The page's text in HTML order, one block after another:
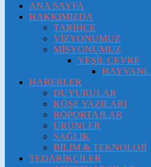
ANA SAYFA
HAKKIMIZDA
TARİHÇE
VİZYONUMUZ
MİSYONUMUZ
YEŞİL ÇEVRE
HABERLER
DUYURULAR
KÖŞE YAZILARI
RÖPORTAJLAR
ÜRÜNLER
SAĞLIK
BİLİM & TEKNOLOJİ
TEDARİKÇİLER